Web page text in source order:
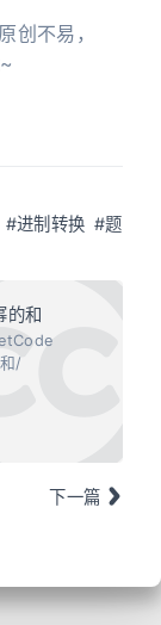
创不易，
#进制转换 #题
的和
/
下一篇